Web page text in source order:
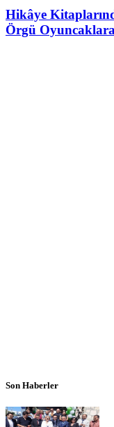
Hikâye
Örgü
Son Haberler